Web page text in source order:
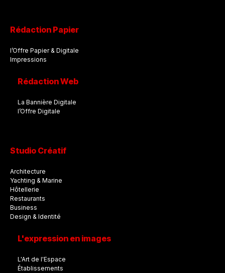
Rédaction Papier
l’Offre Papier & Digitale
Impressions
Rédaction Web
La Bannière Digitale
l’Offre Digitale
Studio Créatif
Architecture
Yachting & Marine
Hôtellerie
Restaurants
Business
Design & Identité
L'expression en images
L'Art de l'Espace
Établissements